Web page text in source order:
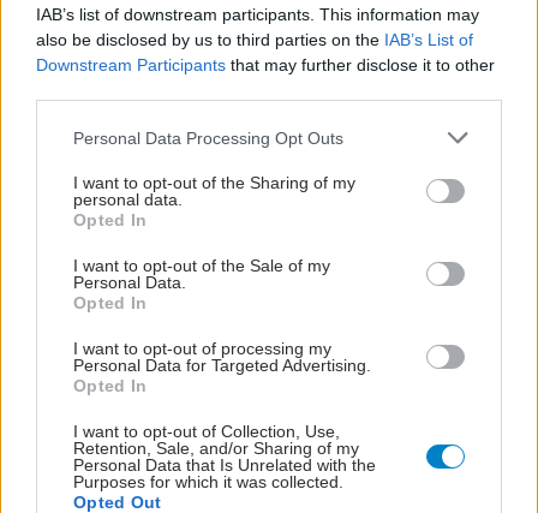
IAB’s list of downstream participants. This information may
also be disclosed by us to third parties on the IAB’s List of
Downstream Participants that may further disclose it to other
Please note that this website/app uses one or more Google
not limited to your visit or usage behaviour. You may click to
grant or deny consent to Google and its third-party tags to
use your data for below specified purposes in below Google
consent section.
Personal Data Processing Opt Outs
I want to opt-out of the Sharing of my
personal data.
Opted In
I want to opt-out of the Sale of my
Personal Data.
Opted In
I want to opt-out of processing my
Personal Data for Targeted Advertising.
Opted In
I want to opt-out of Collection, Use,
Retention, Sale, and/or Sharing of my
Personal Data that Is Unrelated with the
Purposes for which it was collected.
Opted Out
Η τεχνολογία συναντά
τον Σακχαρώδη
Διαβήτη τύπου 1: ​
Σύγχρονη αρμονική
Μειώνεται ο αριθμός
στην περίθαλψη
H Ελλάδα πρωτοπόρος
προστασία των
ανηλίκων